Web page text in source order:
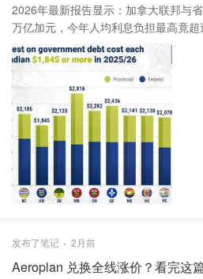
窄，车位非常有限。建议将车停在远处
避开人流：附近沙滩在夏季非常火爆
清静的湖边时光。 🌈 更多玩法推荐 除了看房子，这里还有当地博物
馆、艺术画廊以及很多有格调的咖啡馆
式，这才是夏日周末的正确打开方式！ 趁着2026年的阳光正好，快
约上你的“拍照搭子”出发吧！大家还
区互相种草呀～
2026年最新报告显示：加拿大联邦与
万亿加元，今年人均利息负担最高竟超过3,300
排第几？ 菲沙研究所（Fraser Institute）研究员 Jake Fuss 指出，
今年加拿大政府光是付利息就要花掉
上，这笔“冤枉钱”可不少： 1️⃣ 纽芬兰与拉布拉多省：人均
$3,348（全加最高） 2️⃣ 马尼托巴省：人均 $2,816 3️⃣ 安大略省：人
均 $2,282 4️⃣ 不列颠哥伦比亚省（B.C.）：人均负担同样沉重 5️⃣ 阿
尔伯塔省：人均 $1,845（全加最低） 这意味着，如果你身在纽芬
兰，一个一家三口的普通家庭，每年有
去填补债务利息，而不是改善生活！ 📉 利息正在“吞噬”你的医疗和
教育 这些钱如果省下来，能做多少事？报告给出了几组扎心的对
比： ▪️ 利息 vs 医疗：联邦政府今年的债务利息（$540亿）几乎等于
超政府在托儿福利上的投入（$381亿）。 ▪️ 安省重灾区：安大
支付的利息比高等教育拨款还多 20亿
（7.1%）是医疗支出增速的2倍多！ ▪️ BC省/阿省：省级的利息支出
发布了笔记 2月前
Aeroplan 兑换全线涨价？看完这